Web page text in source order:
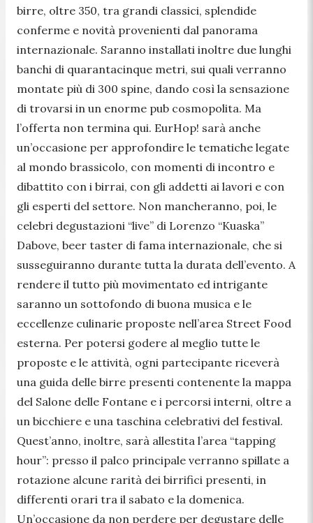
birre, oltre 350, tra grandi classici, splendide
conferme e novità provenienti dal panorama
internazionale. Saranno installati inoltre due lunghi
banchi di quarantacinque metri, sui quali verranno
montate più di 300 spine, dando così la sensazione
di trovarsi in un enorme pub cosmopolita. Ma
l’offerta non termina qui. EurHop! sarà anche
un’occasione per approfondire le tematiche legate
al mondo brassicolo, con momenti di incontro e
dibattito con i birrai, con gli addetti ai lavori e con
gli esperti del settore. Non mancheranno, poi, le
celebri degustazioni “live” di Lorenzo “Kuaska”
Dabove, beer taster di fama internazionale, che si
susseguiranno durante tutta la durata dell’evento. A
rendere il tutto più movimentato ed intrigante
saranno un sottofondo di buona musica e le
eccellenze culinarie proposte nell’area Street Food
esterna. Per potersi godere al meglio tutte le
proposte e le attività, ogni partecipante riceverà
una guida delle birre presenti contenente la mappa
del Salone delle Fontane e i percorsi interni, oltre a
un bicchiere e una taschina celebrativi del festival.
Quest’anno, inoltre, sarà allestita l’area “tapping
hour”: presso il palco principale verranno spillate a
rotazione alcune rarità dei birrifici presenti, in
differenti orari tra il sabato e la domenica.
Un’occasione da non perdere per degustare delle